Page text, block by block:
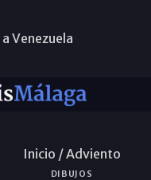
Venezuela
Inicio /Adviento
DIBUJOS